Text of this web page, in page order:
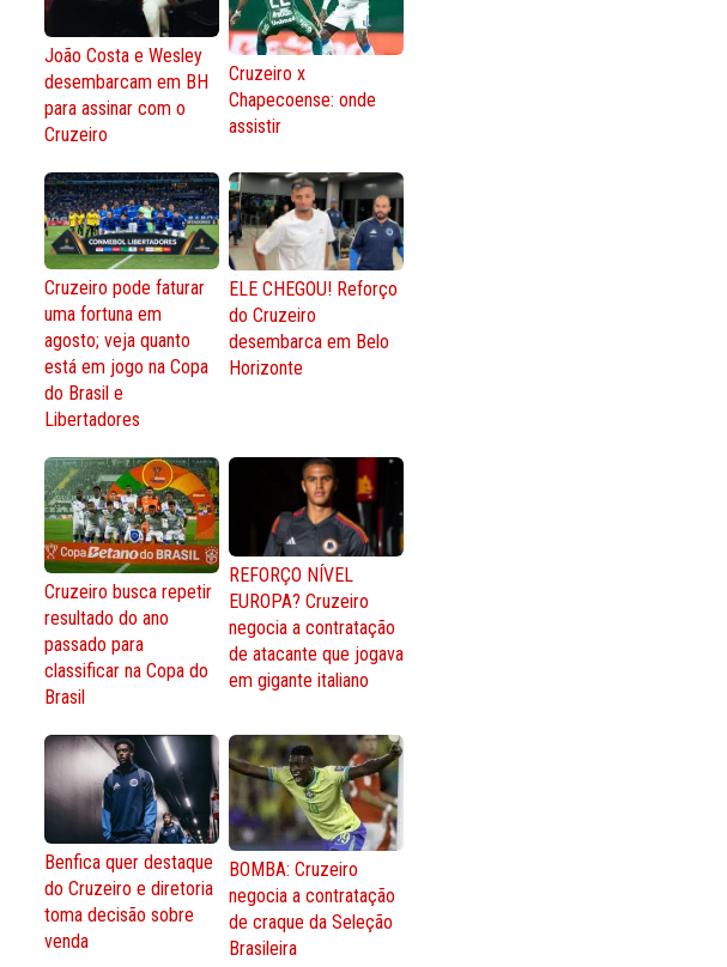
João Costa e Wesley
desembarcam em BH
para assinar com o
Cruzeiro
Cruzeiro x
Chapecoense: onde
assistir
Cruzeiro pode faturar
uma fortuna em
agosto; veja quanto
está em jogo na Copa
do Brasil e
Libertadores
ELE CHEGOU! Reforço
do Cruzeiro
desembarca em Belo
Horizonte
Cruzeiro busca repetir
resultado do ano
passado para
classificar na Copa do
Brasil
REFORÇO NÍVEL
EUROPA? Cruzeiro
negocia a contratação
de atacante que jogava
em gigante italiano
Benfica quer destaque
do Cruzeiro e diretoria
toma decisão sobre
venda
BOMBA: Cruzeiro
negocia a contratação
de craque da Seleção
Brasileira